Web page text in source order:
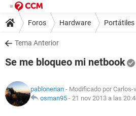
Foros Hardware Portátiles
Tema Anterior
Se me bloqueo mi netbook
pablonerian - Modificado por
osman95 - 21 nov 2013 a las